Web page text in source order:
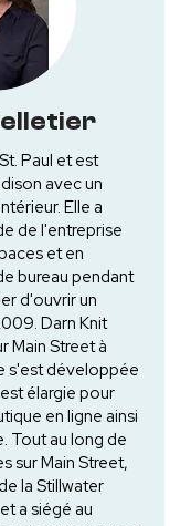
Paul et est
avec un
Elle a
de l'entreprise
et en
bureau pendant
d'ouvrir un
Darn Knit
Main Street à
s'est développée
élargie pour
en ligne ainsi
Tout au long de
sur Main Street,
la Stillwater
a siégé au